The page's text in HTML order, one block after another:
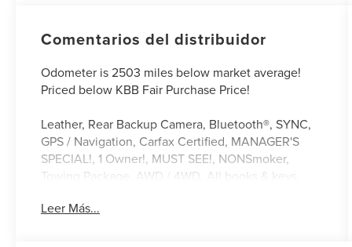
Comentarios del distribuidor
Odometer is 2503 miles below market average!
Priced below KBB Fair Purchase Price!
Leather, Rear Backup Camera, Bluetooth®, SYNC,
GPS / Navigation, Carfax Certified, MANAGER'S
SPECIAL!, 1 Owner!, MUST SEE!, NONSmoker,
Towing Package, AWD / 4WD, All books & keys
Date!, Extended Warranty Available!, Service
Leer Más...